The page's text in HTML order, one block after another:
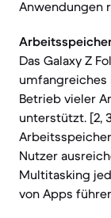
Anwendungen
Das Galaxy Z
Betrieb vieler
unterstützt. [2,
Nutzer
Multitasking
von Apps